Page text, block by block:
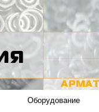
Оборудование